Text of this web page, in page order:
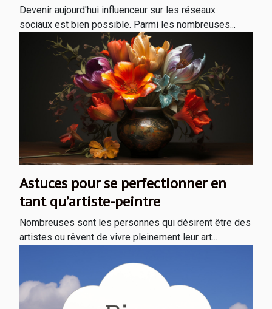
Astuces pour se perfectionner en
tant qu’artiste-peintre
Nombreuses sont les personnes qui désirent être des
artistes ou rêvent de vivre pleinement leur art...
Devenir aujourd'hui influenceur sur les réseaux
sociaux est bien possible. Parmi les nombreuses...